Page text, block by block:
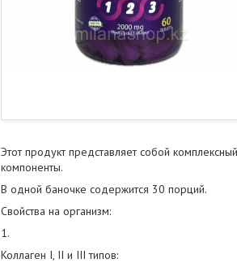
Этот продукт представляет собой
компоненты.
В одной баночке содержится 30 порций.
Свойства на организм:
1.
Коллаген I, II и III типов: